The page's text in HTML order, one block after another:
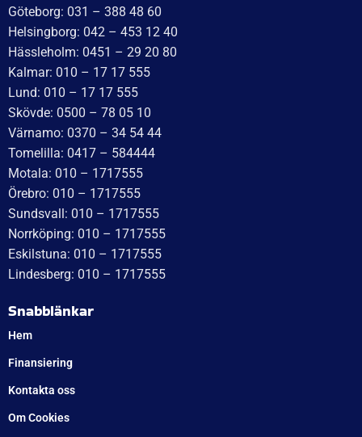
Göteborg: 031 – 388 48 60
Helsingborg: 042 – 453 12 40
Hässleholm: 0451 – 29 20 80
Kalmar: 010 – 17 17 555
Lund: 010 – 17 17 555
Skövde: 0500 – 78 05 10
Värnamo: 0370 – 34 54 44
Tomelilla: 0417 – 584444
Motala: 010 – 1717555
Örebro: 010 – 1717555
Sundsvall: 010 – 1717555
Norrköping: 010 – 1717555
Eskilstuna: 010 – 1717555
Lindesberg: 010 – 1717555
Snabblänkar
Hem
Finansiering
Kontakta oss
Om Cookies